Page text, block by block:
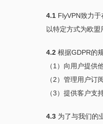
4.1FlyVPN致力于
以特定方式为欧盟
4.2根据GDPR的
（1）向用户提供
（2）管理用户订
（3）提供客户支持
4.3为了与我们的